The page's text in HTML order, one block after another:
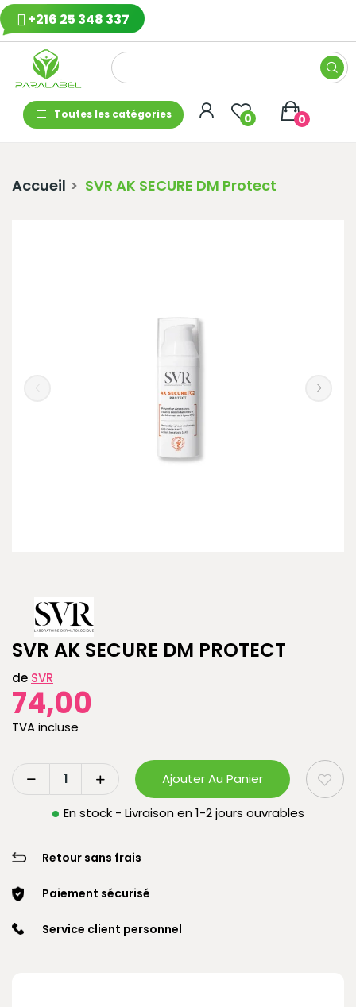
+216 25 348 337
Toutes les catégories 0 0
Accueil SVR AK SECURE DM Protect
SVR AK SECURE DM PROTECT
de SVR
74,00
TVA incluse
Ajouter Au Panier
En stock - Livraison en 1-2 jours ouvrables
Retour sans frais
Paiement sécurisé
Service client personnel